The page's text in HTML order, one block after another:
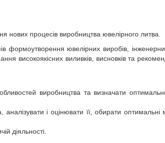
нових процесів виробництва ювелірного литва.
формоутворення ювелірних виробів,
високоякісних виливків, висновків та
виробництва та визначати
і оцінювати її, обирати оптимальні
діяльності.